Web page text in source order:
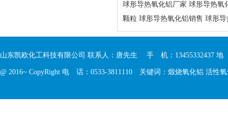
球形导热氧化铝厂家 球形导热氧
颗粒 球形导热氧化铝销售 球形
山东凯欧化工科技有限公司 联系人：唐先生 手 机：13455332437
@ 2016~ CopyRight 电 话：0533-3811110 关键词： 煅烧氧化铝 活性